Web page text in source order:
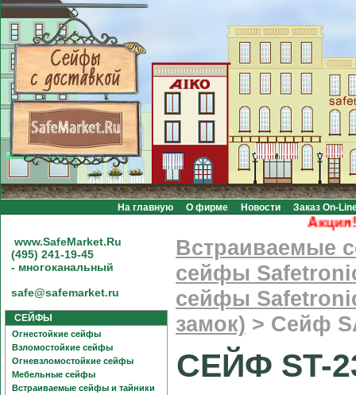
На главную О фирме Новости Заказ On-
Акция!
www.SafeMarket.Ru
(495) 241-19-45
- многоканальный
safe@safemarket.ru
СЕЙФЫ
Огнестойкие сейфы
Взломостойкие сейфы
Огневзломостойкие сейфы
Мебельные сейфы
Встраиваемые сейфы и тайники
Встраиваемые
сейфы
сейфы
замок) > Сейф
СЕЙФ ST-